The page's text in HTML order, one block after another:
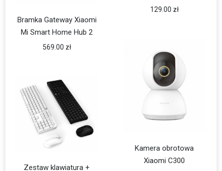
129.00 zł
Bramka Gateway Xiaomi
Mi Smart Home Hub 2
569.00 zł
Kamera obrotowa
Xiaomi C300
Zestaw klawiatura +